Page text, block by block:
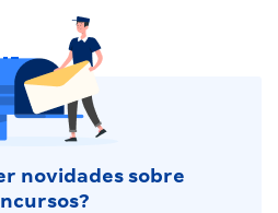
novidades sobre